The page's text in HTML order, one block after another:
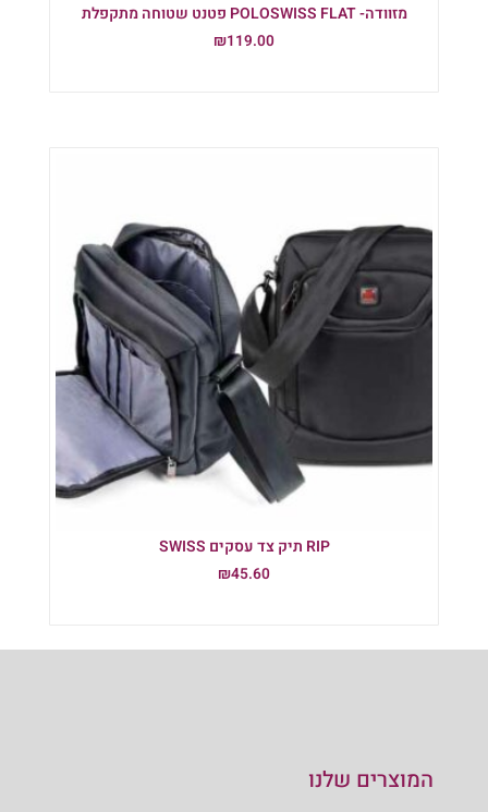
מזוודה- POLOSWISS FLAT פטנט שטוחה מתקפלת
₪119.00
RIP תיק צד עסקים SWISS
₪45.60
המוצרים שלנו